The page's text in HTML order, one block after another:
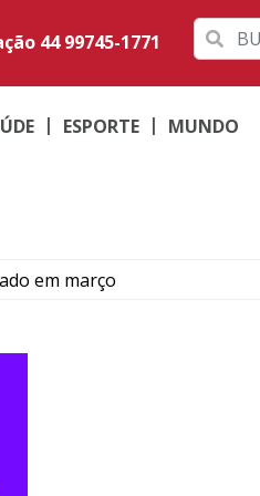
44 99745-1771
ESPORTE MUNDO
em março
em Perobal